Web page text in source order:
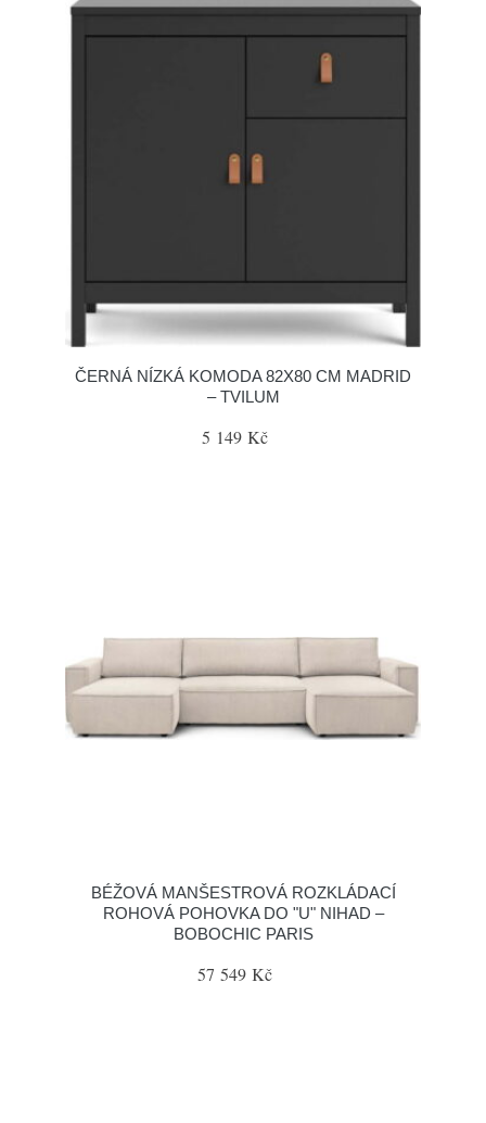
ČERNÁ NÍZKÁ KOMODA 82X80 CM MADRID
– TVILUM
5 149 Kč
BÉŽOVÁ MANŠESTROVÁ ROZKLÁDACÍ
ROHOVÁ POHOVKA DO "U" NIHAD –
BOBOCHIC PARIS
57 549 Kč